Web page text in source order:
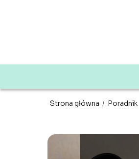
Strona główna / Poradnik